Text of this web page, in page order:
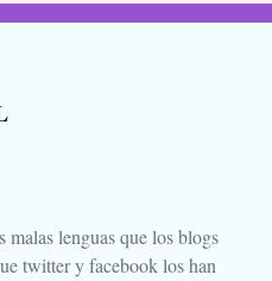
malas lenguas que los blogs
twitter y facebook los han